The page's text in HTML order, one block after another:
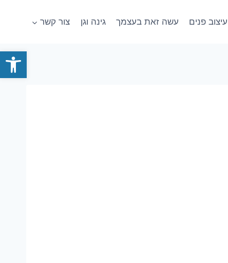
פתח
עיצוב פנים עשה זאת בעצמך גינה וגן צור קשר